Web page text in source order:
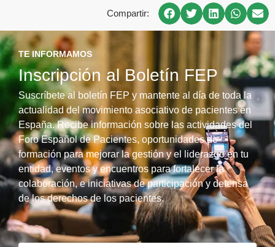
Compartir:
TE INFORMAMOS
Inscripción al Boletín FEP
Suscríbete al boletín FEP y mantente al día de toda la
actualidad del movimiento asociativo de pacientes en
España. Recibe información sobre las actividades del
Foro Español de Pacientes, oportunidades de
formación para mejorar la gestión y el liderazgo en tu
entidad, eventos y encuentros para fortalecer la
colaboración, e iniciativas de participación y defensa
de los derechos de los pacientes.